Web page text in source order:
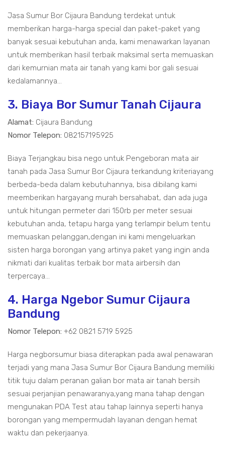
Jasa Sumur Bor Cijaura Bandung terdekat untuk
memberikan harga-harga special dan paket-paket yang
banyak sesuai kebutuhan anda, kami menawarkan layanan
untuk memberikan hasil terbaik maksimal serta memuaskan
dari kemurnian mata air tanah yang kami bor gali sesuai
kedalamannya...
3. Biaya Bor Sumur Tanah Cijaura
Alamat: Cijaura Bandung
Nomor Telepon: 082157195925
Biaya Terjangkau bisa nego untuk Pengeboran mata air
tanah pada Jasa Sumur Bor Cijaura terkandung kriteriayang
berbeda-beda dalam kebutuhannya, bisa dibilang kami
meemberikan hargayang murah bersahabat, dan ada juga
untuk hitungan permeter dari 150rb per meter sesuai
kebutuhan anda, tetapu harga yang terlampir belum tentu
memuaskan pelanggan,dengan ini kami mengeluarkan
sisten harga borongan yang artinya paket yang ingin anda
nikmati dari kualitas terbaik bor mata airbersih dan
terpercaya...
4. Harga Ngebor Sumur Cijaura
Bandung
Nomor Telepon: +62 0821 5719 5925
Harga negborsumur biasa diterapkan pada awal penawaran
terjadi yang mana Jasa Sumur Bor Cijaura Bandung memiliki
titik tuju dalam peranan galian bor mata air tanah bersih
sesuai perjanjian penawaranya,yang mana tahap dengan
mengunakan PDA Test atau tahap lainnya seperti hanya
borongan yang mempermudah layanan dengan hemat
waktu dan pekerjaanya.